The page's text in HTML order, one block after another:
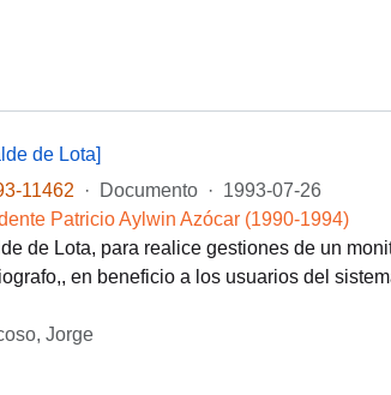
de Lota]
11462
· Documento · 1993-07-26
Patricio Aylwin Azócar (1990-1994)
de Lota, para realice gestiones de un
en beneficio a los usuarios del
Jorge